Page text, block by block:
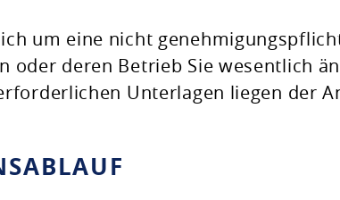
um eine nicht
oder deren Betrieb Sie wesentlich
Unterlagen liegen der